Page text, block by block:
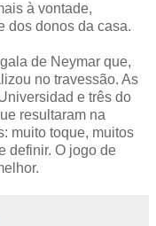
à vontade,
dos donos da casa.
de Neymar que,
no travessão. As
e três do
resultaram na
muito toque, muitos
definir. O jogo de